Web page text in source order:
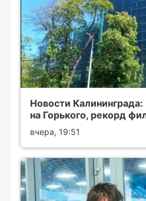
Новости
на Горького, рекорд
вчера, 19:51